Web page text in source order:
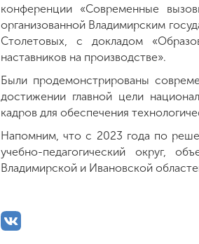
конференции «Современные
организованной Владимирским
Столетовых, с докладом
наставников на производстве».
Были продемонстрированы
достижении главной цели
кадров для обеспечения
Напомним, что с 2023 года по
учебно-педагогический округ,
Владимирской и Ивановской